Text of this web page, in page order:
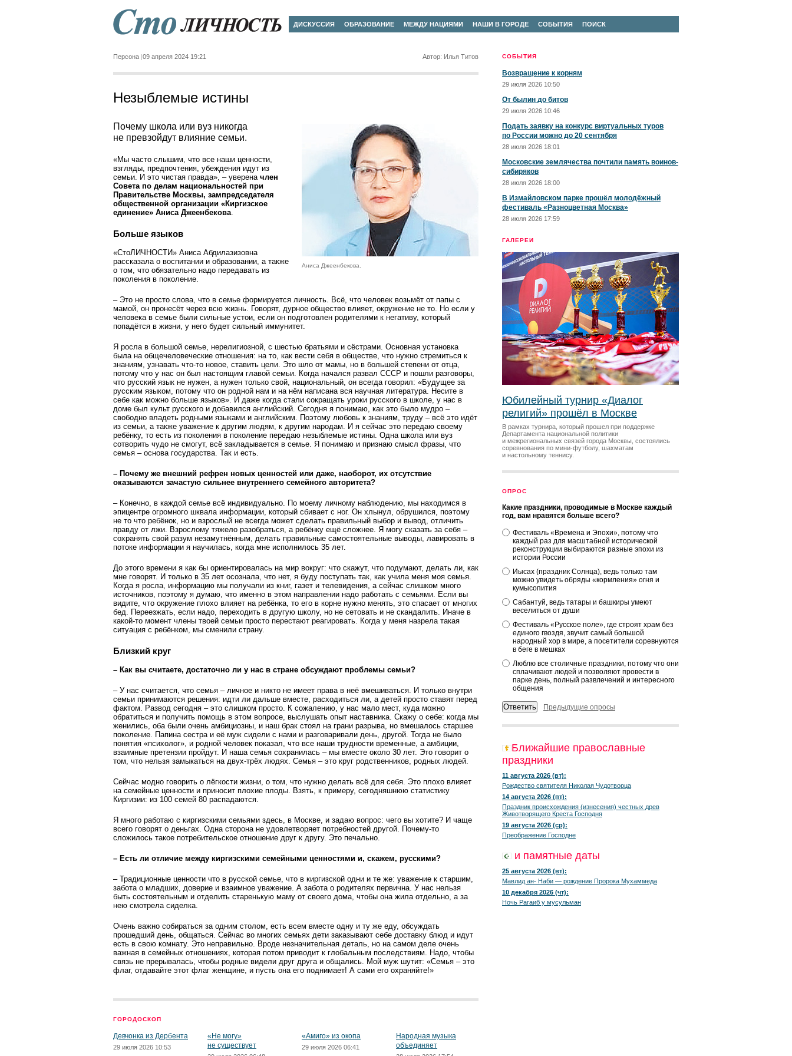
ДИСКУССИЯ ОБРАЗОВАНИЕ МЕЖДУ НАЦИЯМИ НАШИ В ГОРОДЕ СОБЫТИЯ ПОИСК
СОБЫТИЯ
Возвращение к корням
29 июля 2026 10:50
От былин до битов
29 июля 2026 10:46
Подать заявку на конкурс виртуальных туров
по России можно до 20 сентября
28 июля 2026 18:01
Московские землячества почтили память воинов-
сибиряков
28 июля 2026 18:00
В Измайловском парке прошёл молодёжный
фестиваль «Разноцветная Москва»
28 июля 2026 17:59
ГАЛЕРЕИ
Юбилейный турнир «Диалог
религий» прошёл в Москве
В рамках турнира, который прошел при поддержке
Департамента национальной политики
и межрегиональных связей города Москвы, состоялись
соревнования по мини-футболу, шахматам
и настольному теннису.
ОПРОС
Какие праздники, проводимые в Москве каждый
год, вам нравятся больше всего?
Фестиваль «Времена и Эпохи», потому что
каждый раз для масштабной исторической
реконструкции выбираются разные эпохи из
истории России
Иысах (праздник Солнца), ведь только там
можно увидеть обряды «кормления» огня и
кумысопития
Сабантуй, ведь татары и башкиры умеют
веселиться от души
Фестиваль «Русское поле», где строят храм без
единого гвоздя, звучит самый большой
народный хор в мире, а посетители соревнуются
в беге в мешках
Люблю все столичные праздники, потому что они
сплачивают людей и позволяют провести в
парке день, полный развлечений и интересного
общения
Предыдущие опросы
Ближайшие православные
праздники
11 августа 2026 (вт):
Рождество святителя Николая Чудотворца
14 августа 2026 (пт):
Праздник происхождения (изнесения) честных древ
Животворящего Креста Господня
19 августа 2026 (ср):
Преображение Господне
и памятные даты
25 августа 2026 (вт):
Мавлид ан- Наби — рождение Пророка Мухаммеда
10 декабря 2026 (чт):
Ночь Рагаиб у мусульман
Персона 09 апреля 2024 19:21 Автор: Илья Титов
Незыблемые истины
Аниса Джеенбекова.
Почему школа или вуз никогда
не превзойдут влияние семьи.
«Мы часто слышим, что все наши ценности,
взгляды, предпочтения, убеждения идут из
семьи. И это чистая правда», – уверена член
Совета по делам национальностей при
Правительстве Москвы, зампредседателя
общественной организации «Киргизское
единение» Аниса Джеенбекова.
Больше языков
«СтоЛИЧНОСТИ» Аниса Абдилазизовна
рассказала о воспитании и образовании, а также
о том, что обязательно надо передавать из
поколения в поколение.
– Это не просто слова, что в семье формируется личность. Всё, что человек возьмёт от папы с
мамой, он пронесёт через всю жизнь. Говорят, дурное общество влияет, окружение не то. Но если у
человека в семье были сильные устои, если он подготовлен родителями к негативу, который
попадётся в жизни, у него будет сильный иммунитет.
Я росла в большой семье, нерелигиозной, с шестью брать­ями и сёстрами. Основная установка
была на обще­человеческие отношения: на то, как вести себя в обществе, что нужно стремиться к
знаниям, узнавать что-то новое, ставить цели. Это шло от мамы, но в большей степени от отца,
потому что у нас он был настоящим главой семьи. Когда начался развал СССР и пошли разговоры,
что русский язык не нужен, а нужен только свой, национальный, он всегда говорил: «Будущее за
русским языком, потому что он родной нам и на нём написана вся научная литература. Несите в
себе как можно больше языков». И даже когда стали сокращать уроки рус­ского в школе, у нас в
доме был культ русского и добавился английский. Сегодня я понимаю, как это было мудро –
свободно владеть родными языками и английским. Поэтому любовь к знаниям, труду – всё это идёт
из семьи, а также уважение к другим людям, к другим народам. И я сейчас это передаю своему
ребёнку, то есть из поколения в поколение передаю незыблемые истины. Одна школа или вуз
сотворить чудо не смогут, всё закладывается в семье. Я понимаю и признаю смысл фразы, что
семья – основа государства. Так и есть.
– Почему же внешний рефрен новых ценностей или даже, наоборот, их отсутствие
оказываются зачастую сильнее внутреннего семейного авторитета?
– Конечно, в каждой семье всё индивидуально. По моему личному наблюдению, мы находимся в
эпицентре огромного шквала информации, который сбивает с ног. Он хлынул, обрушился, поэтому
не то что ребёнок, но и взрослый не всегда может сделать правильный выбор и вывод, отличить
правду от лжи. Взрослому тяжело разобраться, а ребёнку ещё сложнее. Я могу сказать за себя –
сохранять свой разум незамутнённым, делать правильные самостоятельные выводы, лавировать в
потоке информации я научилась, когда мне исполнилось 35 лет.
До этого времени я как бы ориентировалась на мир вокруг: что скажут, что подумают, делать ли, как
мне говорят. И только в 35 лет осознала, что нет, я буду поступать так, как учила меня моя семья.
Когда я росла, информацию мы получали из книг, газет и телевидения, а сейчас слишком много
источников, поэтому я думаю, что именно в этом направлении надо работать с семьями. Если вы
видите, что окружение плохо влияет на ребёнка, то его в корне нужно менять, это спасает от многих
бед. Переезжать, если надо, переходить в другую школу, но не сетовать и не скандалить. Иначе в
какой-то момент члены твоей семьи просто перестают реагировать. Когда у меня назрела такая
ситуация с ребёнком, мы сменили страну.
Близкий круг
– Как вы считаете, достаточно ли у нас в стране обсуждают проблемы семьи?
– У нас считается, что семья – личное и никто не имеет права в неё вмешиваться. И только внутри
семьи принимаются решения: идти ли дальше вместе, расходиться ли, а детей просто ставят перед
фактом. Развод сегодня – это слишком просто. К сожалению, у нас мало мест, куда можно
обратиться и получить помощь в этом вопросе, выслушать опыт наставника. Скажу о себе: когда мы
женились, оба были очень амбициозны, и наш брак стоял на грани разрыва, но вмешалось старшее
поколение. Папина сестра и её муж сидели с нами и разговаривали день, другой. Тогда не было
понятия «психолог», и родной человек показал, что все наши трудности временные, а амбиции,
взаимные претензии пройдут. И наша семья сохранилась – мы вместе около 30 лет. Это говорит о
том, что нельзя замыкаться на двух-трёх людях. Семья – это круг родст­венников, родных людей.
Сейчас модно говорить о лёгкости жизни, о том, что нужно делать всё для себя. Это плохо влияет
на семейные ценности и приносит плохие плоды. Взять, к примеру, сегодняшнюю статистику
Киргизии: из 100 семей 80 распадаются.
Я много работаю с киргиз­скими семьями здесь, в Москве, и задаю вопрос: чего вы хотите? И чаще
всего говорят о день­гах. Одна сторона не удовлетворяет потребностей другой. Почему-то
сложилось такое потребительское отношение друг к другу. Это ­печально.
– Есть ли отличие между киргизскими семейными ценностями и, скажем, русскими?
– Традиционные ценности что в русской семье, что в киргизской одни и те же: уважение к старшим,
забота о младших, доверие и взаимное уважение. А забота о родителях первична. У нас нельзя
быть сос­тоятельным и отделить старенькую маму от своего дома, чтобы она жила отдельно, а за
нею смотрела сиделка.
Очень важно собираться за одним столом, есть всем вместе одну и ту же еду, обсуждать
прошедший день, общаться. Сейчас во многих семьях дети заказывают себе доставку блюд и идут
есть в свою комнату. Это неправильно. Вроде незначительная деталь, но на самом деле очень
важная в семейных отношениях, которая потом приводит к глобальным последствиям. Надо, чтобы
связь не прерывалась, чтобы родные видели друг друга и общались. Мой муж шутит: «Семья – это
флаг, отдавайте этот флаг женщине, и пусть она его поднимает! А сами его охраняйте!»
ГОРОДОСКОП
Девчонка из Дербента
29 июля 2026 10:53
«Не могу»
не существует
«Амиго» из окопа
29 июля 2026 06:41
Народная музыка
объединяет